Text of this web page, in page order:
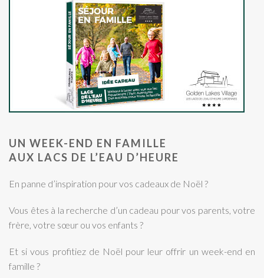
UN WEEK-END EN FAMILLE
AUX LACS DE L’EAU D’HEURE
En panne d’inspiration pour vos cadeaux de Noël ?
Vous êtes à la recherche d’un cadeau pour vos parents, votre
frère, votre sœur ou vos enfants ?
Et si vous profitiez de Noël pour leur offrir un week-end en
famille ?